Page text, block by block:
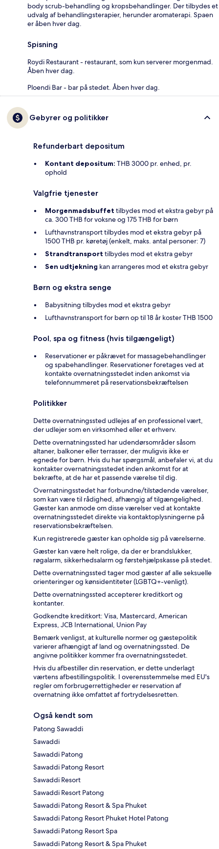
body scrub-behandling og kropsbehandlinger. Der tilbydes et
udvalg af behandlingsterapier, herunder aromaterapi. Spaen
er åben hver dag.
Spisning
Roydi Restaurant - restaurant, som kun serverer morgenmad.
Åben hver dag.
Ploendi Bar - bar på stedet. Åben hver dag.
Gebyrer og politikker
Refunderbart depositum
Kontant depositum: THB 3000 pr. enhed, pr.
ophold
Valgfrie tjenester
Morgenmadsbuffet tilbydes mod et ekstra gebyr på
ca. 300 THB for voksne og 175 THB for børn
Lufthavnstransport tilbydes mod et ekstra gebyr på
1500 THB pr. køretøj (enkelt, maks. antal personer: 7)
Strandtransport tilbydes mod et ekstra gebyr
Sen udtjekning kan arrangeres mod et ekstra gebyr
Børn og ekstra senge
Babysitning tilbydes mod et ekstra gebyr
Lufthavnstransport for børn op til 18 år koster THB 1500
Pool, spa og fitness (hvis tilgængeligt)
Reservationer er påkrævet for massagebehandlinger
og spabehandlinger. Reservationer foretages ved at
kontakte overnatningsstedet inden ankomst via
telefonnummeret på reservationsbekræftelsen
Politikker
Dette overnatningssted udlejes af en professionel vært,
der udlejer som en virksomhed eller et erhverv.
Dette overnatningssted har udendørsområder såsom
altaner, balkoner eller terrasser, der muligvis ikke er
egnede for børn. Hvis du har spørgsmål, anbefaler vi, at du
kontakter overnatningsstedet inden ankomst for at
bekræfte, at de har et passende værelse til dig.
Overnatningsstedet har forbundne/tilstødende værelser,
som kan være til rådighed, afhængig af tilgængelighed.
Gæster kan anmode om disse værelser ved at kontakte
overnatningsstedet direkte via kontaktoplysningerne på
reservationsbekræftelsen.
Kun registrerede gæster kan opholde sig på værelserne.
Gæster kan være helt rolige, da der er brandslukker,
røgalarm, sikkerhedsalarm og førstehjælpskasse på stedet.
Dette overnatningssted tager mod gæster af alle seksuelle
orienteringer og kønsidentiteter (LGBTQ+-venligt).
Dette overnatningssted accepterer kreditkort og
kontanter.
Godkendte kreditkort: Visa, Mastercard, American
Express, JCB International, Union Pay
Bemærk venligst, at kulturelle normer og gæstepolitik
varierer afhængigt af land og overnatningssted. De
angivne politikker kommer fra overnatningsstedet.
Hvis du afbestiller din reservation, er dette underlagt
værtens afbestillingspolitik. I overensstemmelse med EU's
regler om forbrugerrettigheder er reservation af
overnatning ikke omfattet af fortrydelsesretten.
Også kendt som
Patong Sawaddi
Sawaddi
Sawaddi Patong
Sawaddi Patong Resort
Sawaddi Resort
Sawaddi Resort Patong
Sawaddi Patong Resort & Spa Phuket
Sawaddi Patong Resort Phuket Hotel Patong
Sawaddi Patong Resort Spa
Sawaddi Patong Resort & Spa Phuket